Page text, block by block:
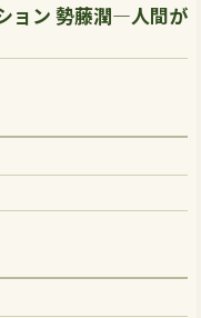
ョン 勢藤潤―人間が